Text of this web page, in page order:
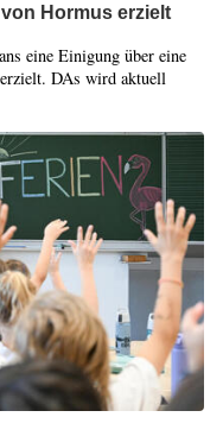
Hormus erzielt
eine Einigung über eine
DAs wird aktuell